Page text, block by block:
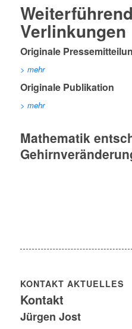
Verlinkungen
Originale
> mehr
Originale Publikation
> mehr
Mathematik
KONTAKT AKTUELLES
Kontakt
Jürgen Jost